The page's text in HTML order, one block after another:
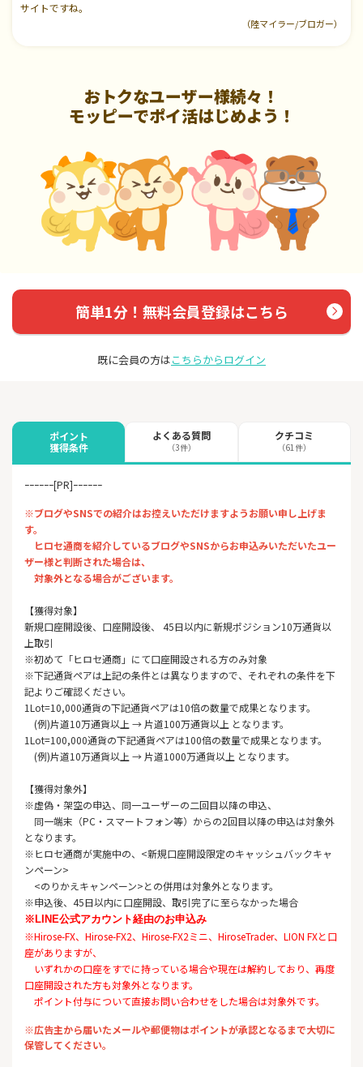
サイトですね。
（陸マイラー/ブロガー）
おトクなユーザー様続々！
モッピーでポイ活はじめよう！
簡単1分！無料会員登録はこちら
既に会員の方はこちらからログイン
ポイント
獲得条件
よくある質問
（3件）
クチコミ
（61件）
ｰｰｰｰｰｰ[PR]ｰｰｰｰｰｰ
※ブログやSNSでの紹介はお控えいただけますようお願い申し上げま
す。
ヒロセ通商を紹介しているブログやSNSからお申込みいただいたユー
ザー様と判断された場合は、
対象外となる場合がございます。
【獲得対象】
新規口座開設後、口座開設後、 45日以内に新規ポジション10万通貨以
上取引
※初めて「ヒロセ通商」にて口座開設される方のみ対象
※下記通貨ペアは上記の条件とは異なりますので、それぞれの条件を下
記よりご確認ください。
1Lot=10,000通貨の下記通貨ペアは10倍の数量で成果となります。
(例)片道10万通貨以上 → 片道100万通貨以上 となります。
1Lot=100,000通貨の下記通貨ペアは100倍の数量で成果となります。
(例)片道10万通貨以上 → 片道1000万通貨以上 となります。
【獲得対象外】
※虚偽・架空の申込、同一ユーザーの二回目以降の申込、
同一端末（PC・スマートフォン等）からの2回目以降の申込は対象外
となります。
※ヒロセ通商が実施中の、<新規口座開設限定のキャッシュバックキャ
ンペーン>
<のりかえキャンペーン>との併用は対象外となります。
※申込後、45日以内に口座開設、取引完了に至らなかった場合
※LINE公式アカウント経由のお申込み
※Hirose-FX、Hirose-FX2、Hirose-FX2ミニ、HiroseTrader、LION FXと口
座がありますが、
いずれかの口座をすでに持っている場合や現在は解約しており、再度
口座開設された方も対象外となります。
ポイント付与について直接お問い合わせをした場合は対象外です。
※広告主から届いたメールや郵便物はポイントが承認となるまで大切に
保管してください。